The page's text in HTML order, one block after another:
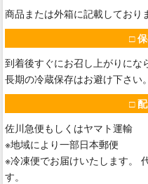
商品または外箱に記載しており
□
到着後すぐにお召し上がりにな
長期の冷蔵保存はお避け下さい。
□
佐川急便もしくはヤマト運輸
※地域により一部日本郵便
※冷凍便でお届けいたします。
す。